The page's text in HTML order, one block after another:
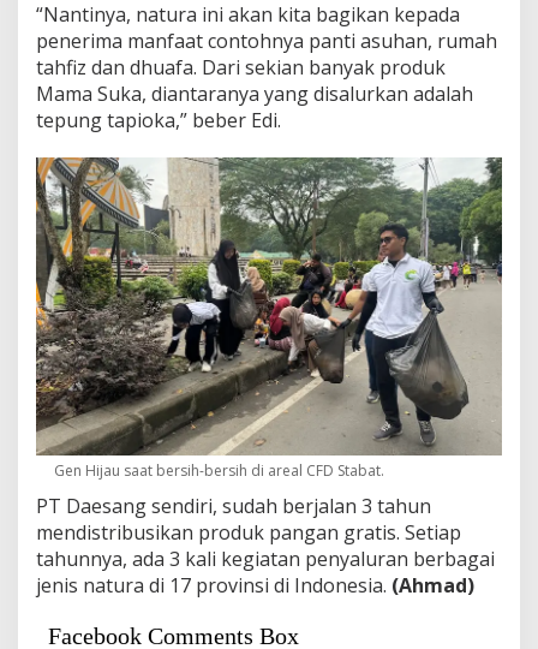
“Nantinya, natura ini akan kita bagikan kepada
penerima manfaat contohnya panti asuhan, rumah
tahfiz dan dhuafa. Dari sekian banyak produk
Mama Suka, diantaranya yang disalurkan adalah
tepung tapioka,” beber Edi.
Gen Hijau saat bersih-bersih di areal CFD Stabat.
PT Daesang sendiri, sudah berjalan 3 tahun
mendistribusikan produk pangan gratis. Setiap
tahunnya, ada 3 kali kegiatan penyaluran berbagai
jenis natura di 17 provinsi di Indonesia. (Ahmad)
Facebook Comments Box